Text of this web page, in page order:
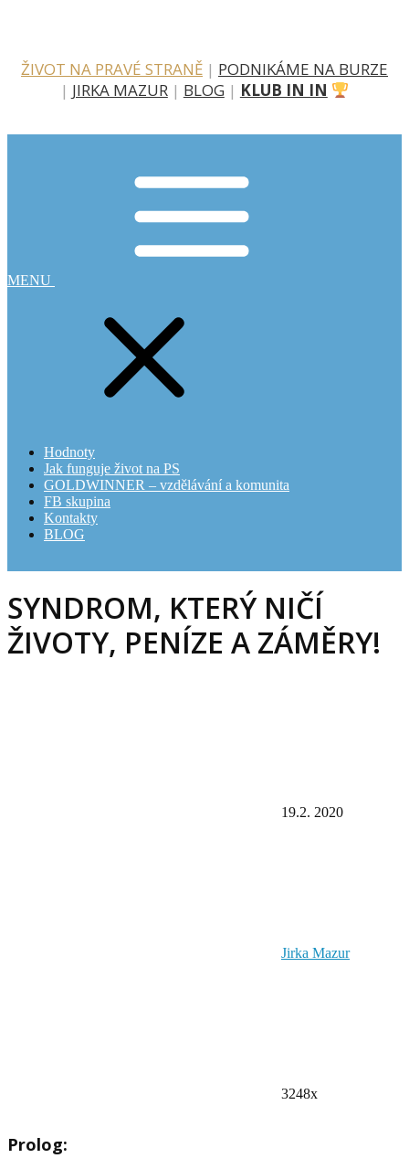
ŽIVOT NA PRAVÉ STRANĚ | PODNIKÁME NA BURZE
| JIRKA MAZUR| BLOG | KLUB IN IN
MENU
Hodnoty
Jak funguje život na PS
GOLDWINNER – vzdělávání a komunita
FB skupina
Kontakty
BLOG
SYNDROM, KTERÝ NIČÍ
ŽIVOTY, PENÍZE A ZÁMĚRY!
19.2. 2020
Jirka Mazur
3248x
Prolog: